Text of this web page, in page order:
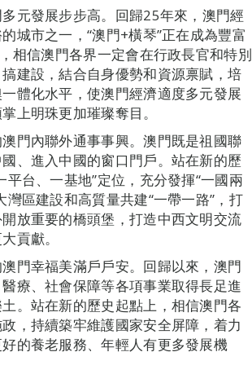
元發展步步高。回歸25年來，澳門經
城市之一，“澳門+橫琴”正在成為豐富
相信澳門各界一定會在行政長官和特別
建設，結合自身優勢和資源禀賦，培
體化水平，使澳門經濟適度多元發展
上明珠更加璀璨奪目。
門內聯外通事事興。澳門既是祖國聯
、進入中國的窗口門戶。站在新的歷
台、一基地”定位，充分發揮“一國兩
區建設和高質量共建“一帶一路”，打
放重要的橋頭堡，打造中西文明交流
貢獻。
門幸福美滿戶戶安。回歸以來，澳門
療、社會保障等各項事業取得長足進
。站在新的歷史起點上，相信澳門各
，持續築牢維護國家安全屏障，着力
的養老服務、年輕人有更多發展機